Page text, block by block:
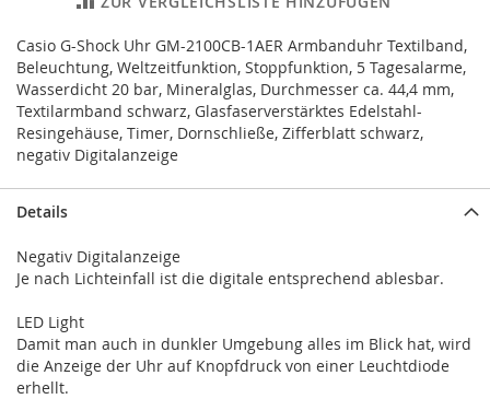
Casio G-Shock Uhr GM-2100CB-1AER Armbanduhr Textilband,
Beleuchtung, Weltzeitfunktion, Stoppfunktion, 5 Tagesalarme,
Wasserdicht 20 bar, Mineralglas, Durchmesser ca. 44,4 mm,
Textilarmband schwarz, Glasfaserverstärktes Edelstahl-
Resingehäuse, Timer, Dornschließe, Zifferblatt schwarz,
negativ Digitalanzeige
Details
Negativ Digitalanzeige
Je nach Lichteinfall ist die digitale entsprechend ablesbar.
LED Light
Damit man auch in dunkler Umgebung alles im Blick hat, wird
die Anzeige der Uhr auf Knopfdruck von einer Leuchtdiode
erhellt.